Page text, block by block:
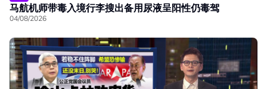
马航机师带毒入境行李搜出备用尿液呈阳性仍毒驾
04/08/2026